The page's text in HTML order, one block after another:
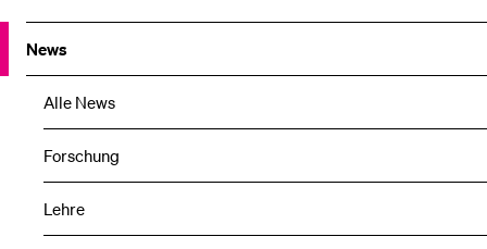
News
Alle News
Forschung
Lehre